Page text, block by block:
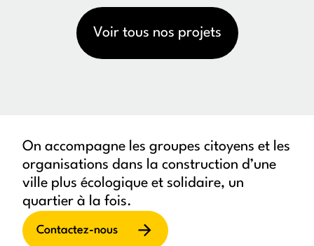
Voir tous nos projets
On accompagne les groupes citoyens et les
organisations dans la construction d’une
ville plus écologique et solidaire, un
quartier à la fois.
Contactez-nous